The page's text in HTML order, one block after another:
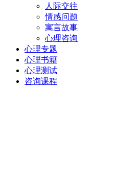
人际交往
情感问题
寓言故事
心理咨询
心理专题
心理书籍
心理测试
咨询课程